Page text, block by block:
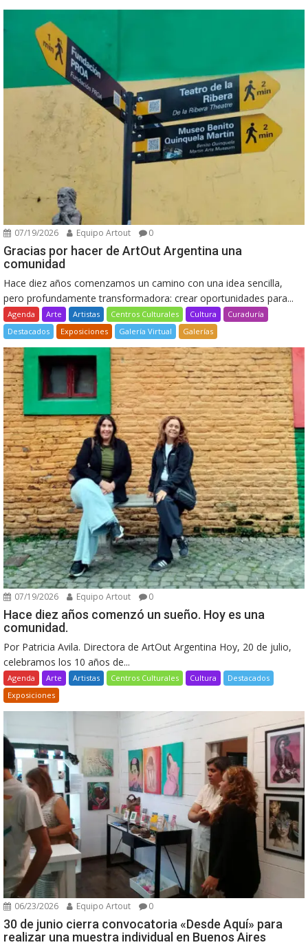
07/19/2026 Equipo Artout 0
Gracias por hacer de ArtOut Argentina una
comunidad
Hace diez años comenzamos un camino con una idea sencilla,
pero profundamente transformadora: crear oportunidades para...
Agenda Arte Artistas Centros Culturales Cultura
Curaduría
Destacados
Exposiciones Galería Virtual Galerías
07/19/2026 Equipo Artout 0
Hace diez años comenzó un sueño. Hoy es una
comunidad.
Por Patricia Avila. Directora de ArtOut Argentina Hoy, 20 de julio,
celebramos los 10 años de...
Agenda Arte Artistas Centros Culturales Cultura
Destacados
Exposiciones
06/23/2026 Equipo Artout 0
30 de junio cierra convocatoria «Desde Aquí» para
realizar una muestra individual en Buenos Aires